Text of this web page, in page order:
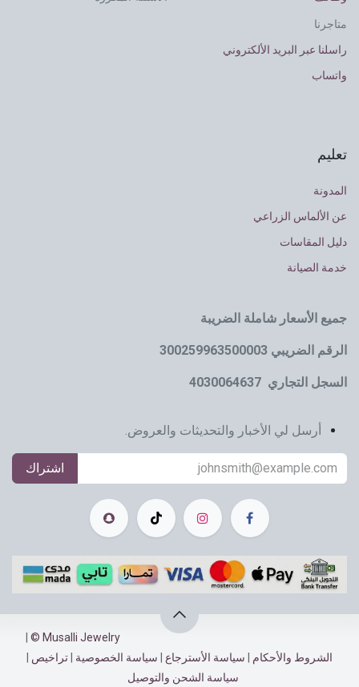
متاجرنا
راسلنا عبر البريد الألكتروني
واتساب
تعليم
المدونة
عن الألماس الزراعي
دليل المقاسات
خدمة الصيانة
جميع الأسعار شاملة الضريبة
الرقم الضريبي 300259963500003
السجل التجاري 4030064637
أرسل لي الأخبار والتحديثات والعروض.
اشتراك
Musalli Jewelry ©
الشروط والأحكام
سياسة الأسترجاع​​ سياسة الخصوصية تراخيص
سياسة الشحن والتوصيل